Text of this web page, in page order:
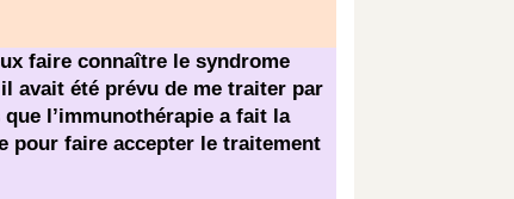
faire connaître le syndrome
avait été prévu de me traiter par
l’immunothérapie a fait la
pour faire accepter le traitement